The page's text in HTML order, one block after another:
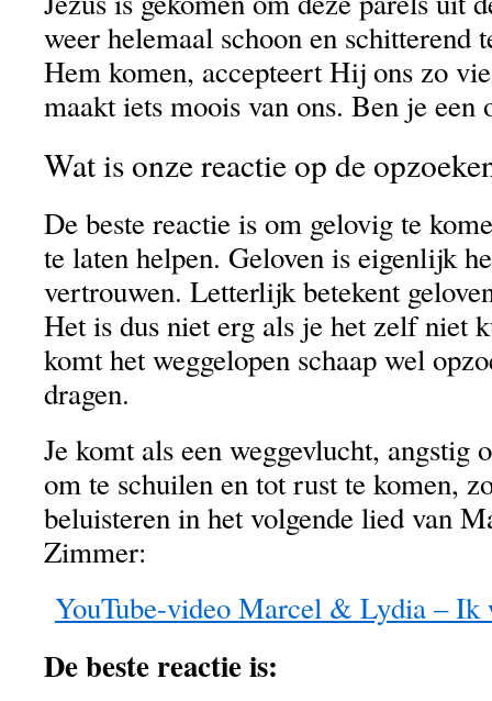
weer helemaal schoon en
Hem komen, accepteert Hij ons zo
maakt iets moois van ons. Ben je een
Wat is onze reactie op de
De beste reactie is om gelovig te
te laten helpen. Geloven is eigenlijk
vertrouwen. Letterlijk betekent
Het is dus niet erg als je het zelf niet
komt het weggelopen schaap wel
dragen.
Je komt als een weggevlucht, angstig
om te schuilen en tot rust te komen,
beluisteren in het volgende lied van
Zimmer:
YouTube-video Marcel & Lydia – Ik
De beste reactie is: